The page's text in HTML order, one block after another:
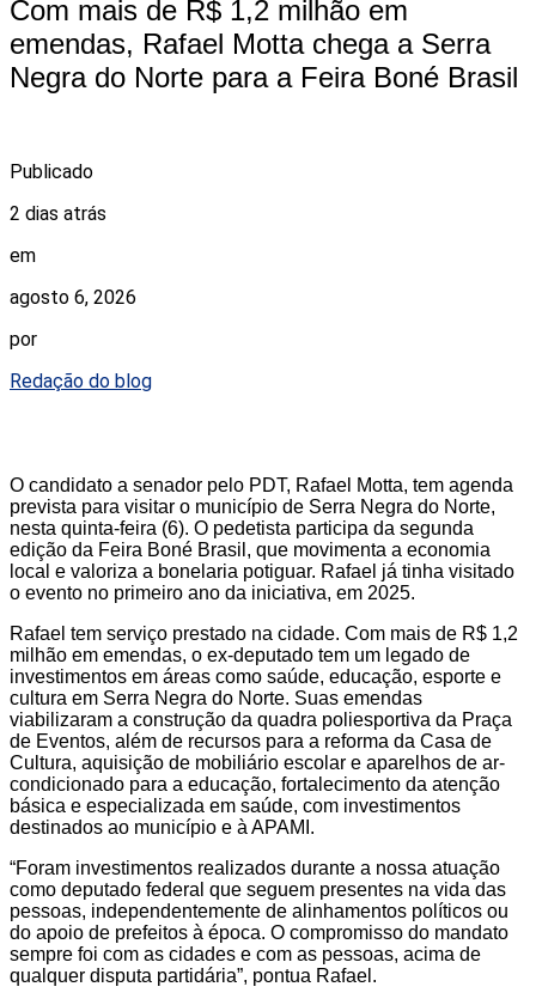
Com mais de R$ 1,2 milhão em
emendas, Rafael Motta chega a Serra
Negra do Norte para a Feira Boné Brasil
Publicado
2 dias atrás
em
agosto 6, 2026
por
Redação do blog
O candidato a senador pelo PDT, Rafael Motta, tem agenda
prevista para visitar o município de Serra Negra do Norte,
nesta quinta-feira (6). O pedetista participa da segunda
edição da Feira Boné Brasil, que movimenta a economia
local e valoriza a bonelaria potiguar. Rafael já tinha visitado
o evento no primeiro ano da iniciativa, em 2025.
Rafael tem serviço prestado na cidade. Com mais de R$ 1,2
milhão em emendas, o ex-deputado tem um legado de
investimentos em áreas como saúde, educação, esporte e
cultura em Serra Negra do Norte. Suas emendas
viabilizaram a construção da quadra poliesportiva da Praça
de Eventos, além de recursos para a reforma da Casa de
Cultura, aquisição de mobiliário escolar e aparelhos de ar-
condicionado para a educação, fortalecimento da atenção
básica e especializada em saúde, com investimentos
destinados ao município e à APAMI.
“Foram investimentos realizados durante a nossa atuação
como deputado federal que seguem presentes na vida das
pessoas, independentemente de alinhamentos políticos ou
do apoio de prefeitos à época. O compromisso do mandato
sempre foi com as cidades e com as pessoas, acima de
qualquer disputa partidária”, pontua Rafael.